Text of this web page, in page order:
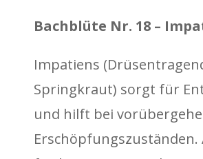
Bachblüte Nr. 18 –
Impatiens
Springkraut) sorgt für
und hilft bei
Erschöpfungszuständen.